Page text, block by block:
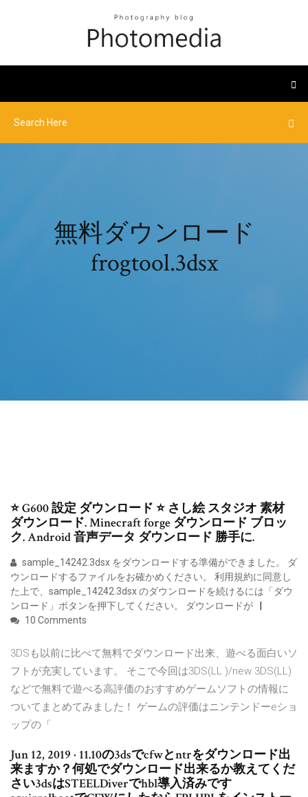
無料ダウンロード
frogtool.3dsx
⭐ G600 設定 ダウンロード ⭐ さし絵 スタジオ 素材
ダウンロード. Minecraft forge ダウンロード ブロッ
ク. Android 音声データ ダウンロード 勝手に.
sample_14242.3dsx をダウンロードする準備ができました。 ダ
ウンロードするファイルをお確かめください。 利用規約に同意し
た上で、sample_14242.3dsx のダウンロードを続けるには「ダウ
ンロード」ボタンを押下してください。 ダウンロードが
10 Comments
3DSも以前に比べて無料でダウンロード出来、遊べる面白いソ
フトが充実しています。 そこで今回は3DS(LL )/new 3DS(LL)
などで無料で遊べる高評価のおすすめゲームソフトの情報に
ついてまとめてみました！ ゲームの評価はニンテンドーeショ
ップの「
Jun 12, 2019 · 11.10の3dsでcfwとntrをダウンロード出
来ますか？何処でダウンロード出来るか教えてくだ
さい3dsはSTEELDiverでhbl導入済みです